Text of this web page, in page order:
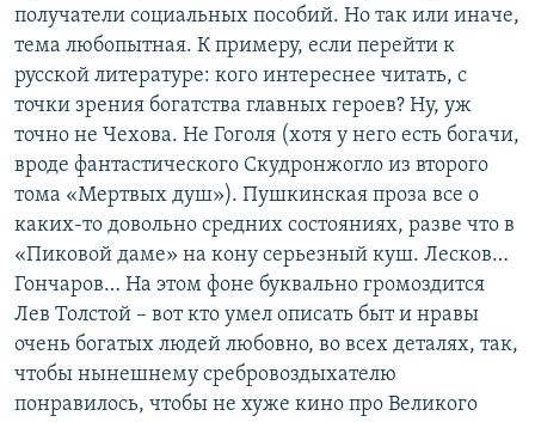
получатели социальных пособий. Но так или иначе,
тема любопытная. К примеру, если перейти к
русской литературе: кого интереснее читать, с
точки зрения богатства главных героев? Ну, уж
точно не Чехова. Не Гоголя (хотя у него есть богачи,
вроде фантастического Скудронжогло из второго
тома «Мертвых душ»). Пушкинская проза все о
каких-то довольно средних состояниях, разве что в
«Пиковой даме» на кону серьезный куш. Лесков…
Гончаров… На этом фоне буквально громоздится
Лев Толстой – вот кто умел описать быт и нравы
очень богатых людей любовно, во всех деталях, так,
чтобы нынешнему сребровоздыхателю
понравилось, чтобы не хуже кино про Великого